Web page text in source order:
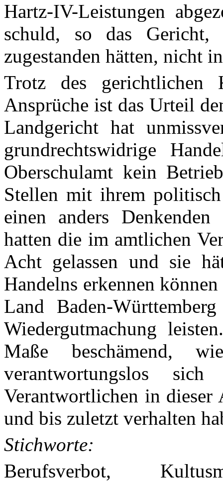
Hartz-IV-Leistungen
schuld, so das
zugestanden hätten, nicht
Trotz des gerichtlichen
Ansprüche ist das Urteil
Landgericht hat
grundrechtswidrige
Oberschulamt kein
Stellen mit ihrem
einen anders
hatten die im amtlichen
Acht gelassen und sie
Handelns erkennen
Land Baden-
Wiedergutmachung
Maße beschämend,
verantwortungslos
Verantwortlichen in dieser
und bis zuletzt verhalten
Stichworte:
Berufsverbot,